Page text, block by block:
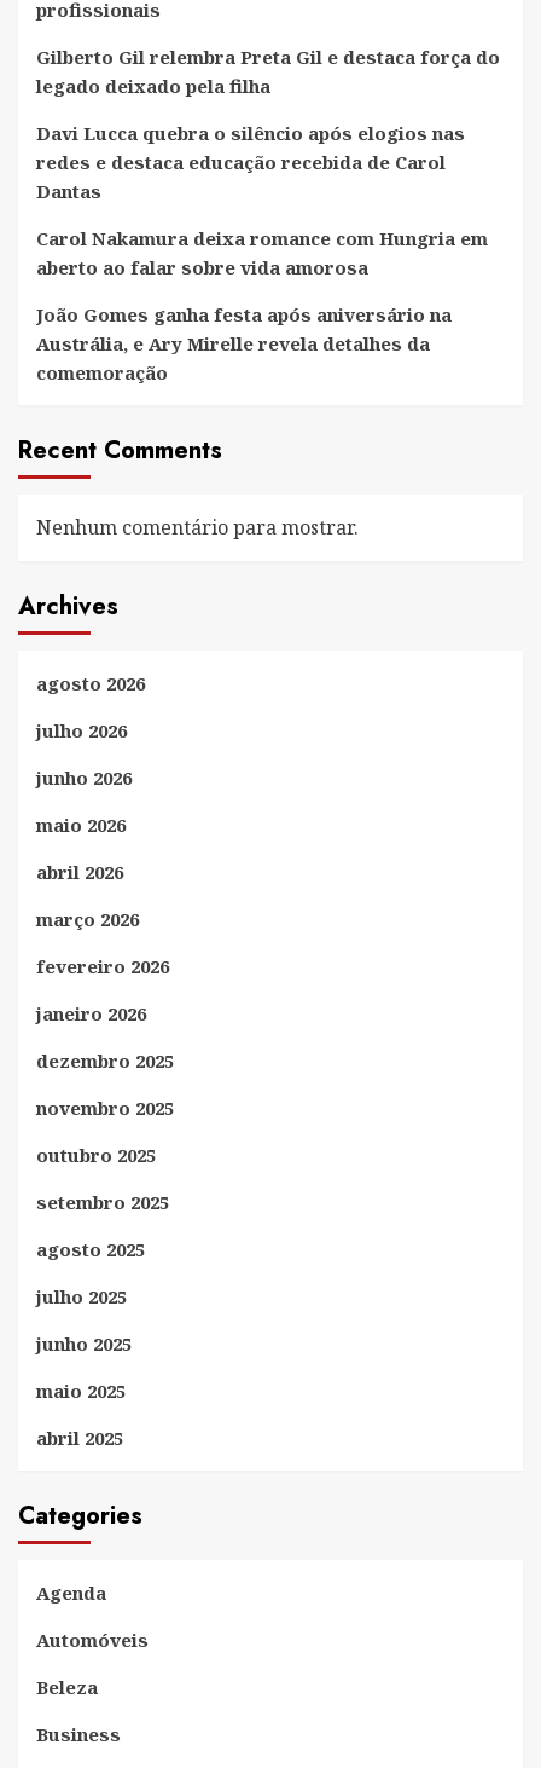
dominar
Páscoa
redes
profissionais
Gilberto Gil relembra Preta Gil e destaca força do
legado deixado pela filha
Davi Lucca quebra o silêncio após elogios nas
redes e destaca educação recebida de Carol
Dantas
Carol Nakamura deixa romance com Hungria em
aberto ao falar sobre vida amorosa
João Gomes ganha festa após aniversário na
Austrália, e Ary Mirelle revela detalhes da
comemoração
Recent Comments
Nenhum comentário para mostrar.
Archives
agosto 2026
julho 2026
junho 2026
maio 2026
abril 2026
março 2026
fevereiro 2026
janeiro 2026
dezembro 2025
novembro 2025
outubro 2025
setembro 2025
agosto 2025
julho 2025
junho 2025
maio 2025
abril 2025
Categories
Agenda
Automóveis
Beleza
Business